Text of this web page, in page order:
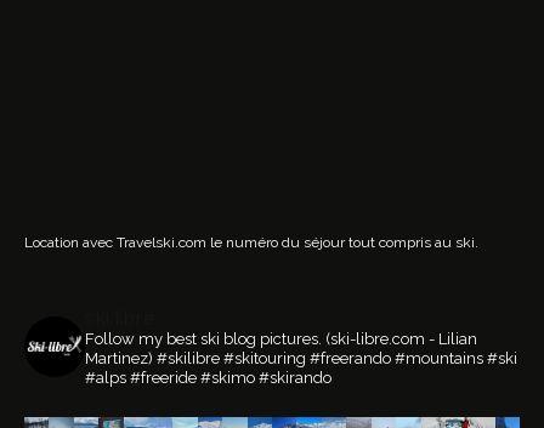
Location avec Travelski.com le numéro du séjour tout compris au ski.
Follow my best ski blog pictures. (ski-libre.com - Lilian
Martinez) #skilibre #skitouring #freerando #mountains #ski
#alps #freeride #skimo #skirando